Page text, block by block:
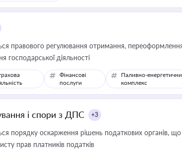
правового регулювання отримання,
господарської діяльності
Фінансові
послуги
Паливно-
комплекс
і спори з ДПС +3
порядку оскарження рішень податкових органів,
прав платників податків